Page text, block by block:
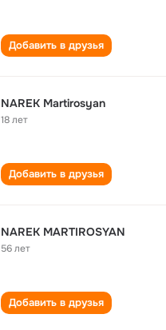
Добавить в друзья
NAREK Martirosyan
18 лет
Добавить в друзья
NAREK MARTIROSYAN
56 лет
Добавить в друзья